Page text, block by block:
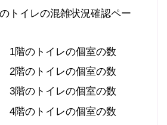
トイレの混雑状況確認ペー
1階のトイレの個室の数
2階のトイレの個室の数
3階のトイレの個室の数
4階のトイレの個室の数